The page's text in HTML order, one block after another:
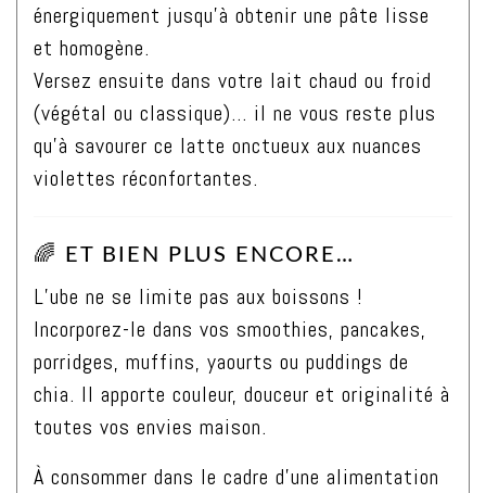
énergiquement jusqu’à obtenir une pâte lisse
et homogène.
Versez ensuite dans votre lait chaud ou froid
(végétal ou classique)… il ne vous reste plus
qu’à savourer ce latte onctueux aux nuances
violettes réconfortantes.
🌈 ET BIEN PLUS ENCORE…
L’ube ne se limite pas aux boissons !
Incorporez-le dans vos smoothies, pancakes,
porridges, muffins, yaourts ou puddings de
chia. Il apporte couleur, douceur et originalité à
toutes vos envies maison.
À consommer dans le cadre d’une alimentation